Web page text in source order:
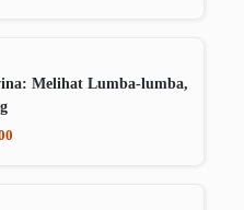
Melihat Lumba-lumba,